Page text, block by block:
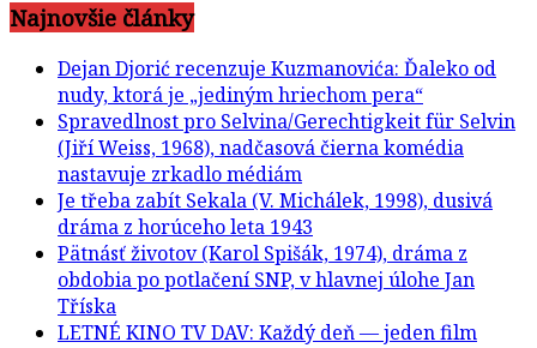
Najnovšie články
Dejan Djorić recenzuje Kuzmanovića: Ďaleko od
nudy, ktorá je „jediným hriechom pera“
Spravedlnost pro Selvina/Gerechtigkeit für Selvin
(Jiří Weiss, 1968), nadčasová čierna komédia
nastavuje zrkadlo médiám
Je třeba zabít Sekala (V. Michálek, 1998), dusivá
dráma z horúceho leta 1943
Pätnásť životov (Karol Spišák, 1974), dráma z
obdobia po potlačení SNP, v hlavnej úlohe Jan
Tříska
LETNÉ KINO TV DAV: Každý deň — jeden film